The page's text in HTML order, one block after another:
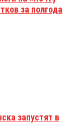
за полгода
запустят в